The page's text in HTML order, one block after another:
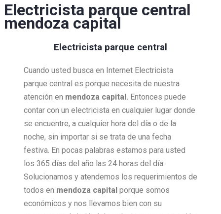
Electricista parque central
mendoza capital
Electricista parque central
Cuando usted busca en Internet Electricista
parque central es porque necesita de nuestra
atención en mendoza capital. Entonces puede
contar con un electricista en cualquier lugar donde
se encuentre, a cualquier hora del día o de la
noche, sin importar si se trata de una fecha
festiva. En pocas palabras estamos para usted
los 365 días del año las 24 horas del día.
Solucionamos y atendemos los requerimientos de
todos en mendoza capital porque somos
económicos y nos llevamos bien con su